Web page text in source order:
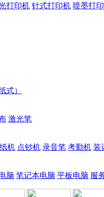
打印机 针式打印机 喷墨打
式）
激光笔
机 点钞机 录音笔 考勤机 装
脑 笔记本电脑 平板电脑 服